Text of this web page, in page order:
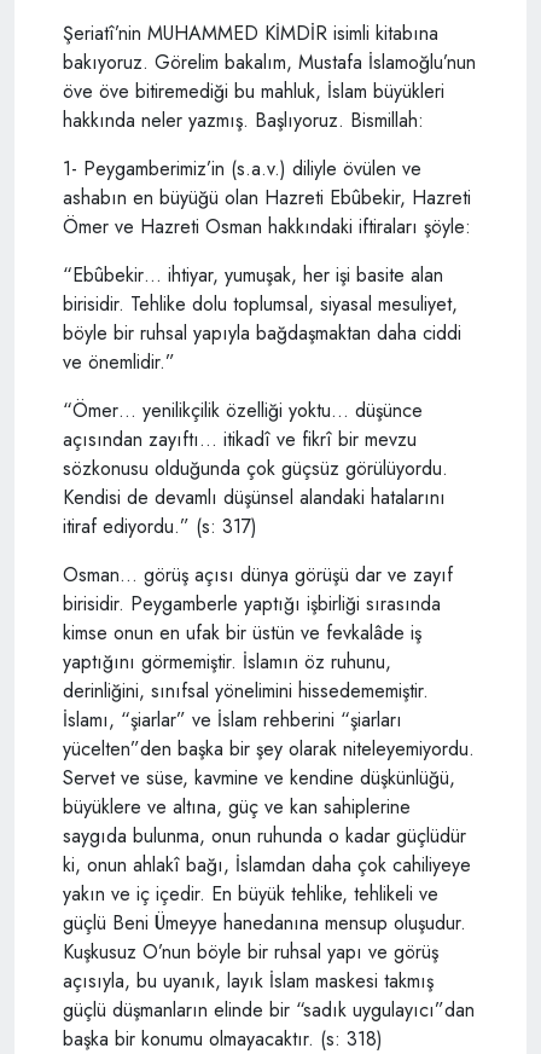
Şeriatî’nin MUHAMMED KİMDİR isimli kitabına
bakıyoruz. Görelim bakalım, Mustafa İslamoğlu’nun
öve öve bitiremediği bu mahluk, İslam büyükleri
hakkında neler yazmış. Başlıyoruz. Bismillah:
1- Peygamberimiz’in (s.a.v.) diliyle övülen ve
ashabın en büyüğü olan Hazreti Ebûbekir, Hazreti
Ömer ve Hazreti Osman hakkındaki iftiraları şöyle:
“Ebûbekir… ihtiyar, yumuşak, her işi basite alan
birisidir. Tehlike dolu toplumsal, siyasal mesuliyet,
böyle bir ruhsal yapıyla bağdaşmaktan daha ciddi
ve önemlidir.”
“Ömer… yenilikçilik özelliği yoktu… düşünce
açısından zayıftı… itikadî ve fikrî bir mevzu
sözkonusu olduğunda çok güçsüz görülüyordu.
Kendisi de devamlı düşünsel alandaki hatalarını
itiraf ediyordu.” (s: 317)
Osman… görüş açısı dünya görüşü dar ve zayıf
birisidir. Peygamberle yaptığı işbirliği sırasında
kimse onun en ufak bir üstün ve fevkalâde iş
yaptığını görmemiştir. İslamın öz ruhunu,
derinliğini, sınıfsal yönelimini hissedememiştir.
İslamı, “şiarlar” ve İslam rehberini “şiarları
yücelten”den başka bir şey olarak niteleyemiyordu.
Servet ve süse, kavmine ve kendine düşkünlüğü,
büyüklere ve altına, güç ve kan sahiplerine
saygıda bulunma, onun ruhunda o kadar güçlüdür
ki, onun ahlakî bağı, İslamdan daha çok cahiliyeye
yakın ve iç içedir. En büyük tehlike, tehlikeli ve
güçlü Beni Ümeyye hanedanına mensup oluşudur.
Kuşkusuz O’nun böyle bir ruhsal yapı ve görüş
açısıyla, bu uyanık, layık İslam maskesi takmış
güçlü düşmanların elinde bir “sadık uygulayıcı”dan
başka bir konumu olmayacaktır. (s: 318)